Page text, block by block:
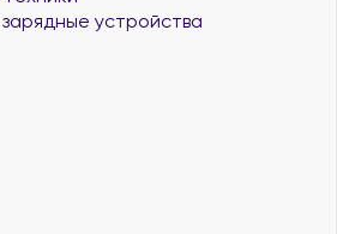
устройства